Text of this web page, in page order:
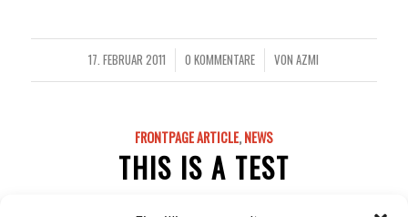
17. FEBRUAR 2011
/ 0 KOMMENTARE
/ VONAZMI
FRONTPAGE ARTICLE,NEWS
THIS IS A TEST